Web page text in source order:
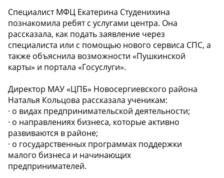
Специалист МФЦ Екатерина Студенихина
познакомила ребят с услугами центра. Она
рассказала, как подать заявление через
специалиста или с помощью нового сервиса СПС, а
также объяснила возможности «Пушкинской
карты» и портала «Госуслуги».
Директор МАУ «ЦПБ» Новосергиевского района
Наталья Кольцова рассказала ученикам:
· о видах предпринимательской деятельности;
· о направлениях бизнеса, которые активно
развиваются в районе;
· о государственных программах поддержки
малого бизнеса и начинающих
предпринимателей.